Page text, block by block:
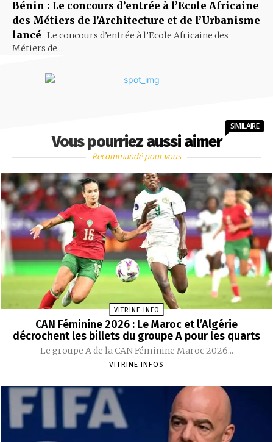
Bénin : Le concours d’entrée à l’Ecole Africaine
des Métiers de l’Architecture et de l’Urbanisme
lancé Le concours d’entrée à l’Ecole Africaine des
Métiers de...
Vous pourriez aussi aimer
SIMILAIRE
Recommandé pour vous
VITRINE INFO
CAN Féminine 2026 : Le Maroc et l’Algérie
décrochent les billets du groupe A pour les quarts
Le groupe A de la CAN Féminine Maroc 2026...
VITRINE INFOS